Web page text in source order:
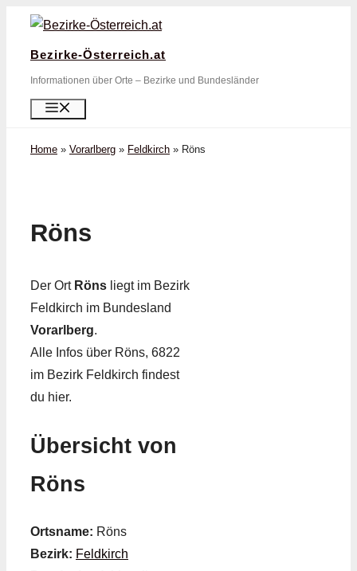
Zum
springen
Bezirke-Österreich.at
Informationen über Orte – Bezirke und Bundesländer
Home » Vorarlberg » Feldkirch » Röns
Röns
Der Ort Röns liegt im Bezirk
Feldkirch im Bundesland
Vorarlberg.
Alle Infos über Röns, 6822
im Bezirk Feldkirch findest
du hier.
Übersicht von
Röns
Ortsname: Röns
Bezirk: Feldkirch